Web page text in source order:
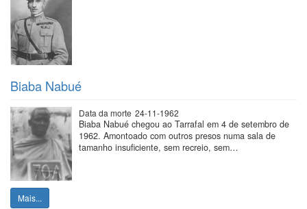
Biaba Nabué
Data da morte 24-11-1962
Biaba Nabué chegou ao Tarrafal em 4 de setembro de
1962. Amontoado com outros presos numa sala de
tamanho insuficiente, sem recreio, sem…
Mais...